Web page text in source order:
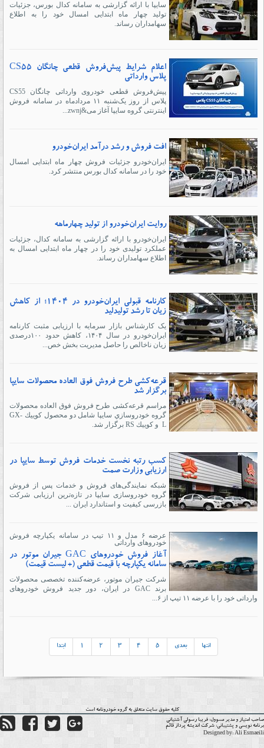
سایپا با ارائه گزارشی به سامانه کدال بورس، جزئیات
تولید چهار ماه ابتدایی امسال خود را به اطلاع
سهامداران رساند.
اعلام شرایط پیش‌فروش قطعی چانگان CS55
پلاس وارداتی
پیش‌فروش قطعی خودروی وارداتی چانگان CS55
پلاس از روز یک‌شنبه ۱۱ مردادماه در سامانه فروش
اینترنتی گروه سایپا آغاز می&zwnj...
افت فروش و رشد درآمد ایران‌خودرو
ایران‌خودرو جزئیات فروش چهار ماه ابتدایی امسال
خود را در سامانه کدال بورس منتشر کرد.
روایت ایران‌خودرو از تولید چهارماهه
ایران‌خودرو با ارائه گزارشی به سامانه کدال، جزئیات
عملکرد تولیدی خود را در چهار ماه ابتدایی امسال به
اطلاع سهامداران رساند.
کارنامه قبولی ایران‌خودرو در ۱۴۰۴؛ از کاهش
زیان تا رشد تولیدلید
یک کارشناس بازار سرمایه با ارزیابی مثبت کارنامه
ایران‌خودرو در سال ۱۴۰۴، کاهش حدود ۱۰۰درصدی
زیان ناخالص را حاصل مدیریت بخش خص...
قرعه‌کشی طرح فروش فوق العاده محصولات سايپا
برگزار شد
مراسم قرعه‌کشی طرح فروش فوق العاده محصولات
گروه خودروسازي سايپا شامل دو محصول كوييك GX-
L و كوييك RS برگزار شد.
کسب رتبه نخست خدمات فروش توسط سایپا در
ارزیابی وزارت صمت
شبکه نمایندگی‌های فروش و خدمات پس از فروش
گروه خودروسازی سایپا در تازه‌ترین ارزیابی شرکت
بازرسی کیفیت و استاندارد ایران ...
عرضه ۶ مدل و ۱۱ تیپ در سامانه یکپارچه فروش
خودروهای وارداتی
آغاز فروش خودرو‌های GAC جیران موتور در
سامانه یکپارچه با قیمت قطعی (+ لیست قیمت)
شرکت جیران موتور، عرضه‌کننده تخصصی محصولات
برند GAC در ایران، دور جدید فروش خودرو‌های
وارداتی خود را با عرضه ۱۱ تیپ از ۶...
ابتدا 2 3 4 5 بعدی انتها
کلیه حقوق سایت متعلق به گروهخودرونامهاست
امتیاز و مدیر مسوول: فریبا رسولی آشتیانی
نویسی و پشتیبانی: شرکت اندیشه پرداز قائم
Designed by: Ali